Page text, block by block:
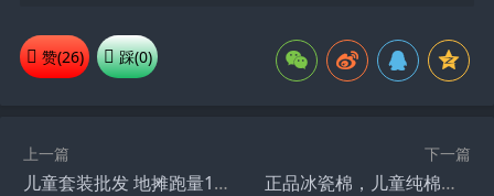
赞(26) 踩(0)
上一篇
儿童套装批发 地摊跑量15元模式儿童衣服货源
下一篇
正品冰瓷棉，儿童纯棉短袖套装